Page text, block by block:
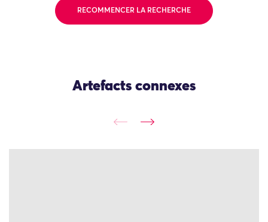
RECOMMENCER LA RECHERCHE
Artefacts connexes